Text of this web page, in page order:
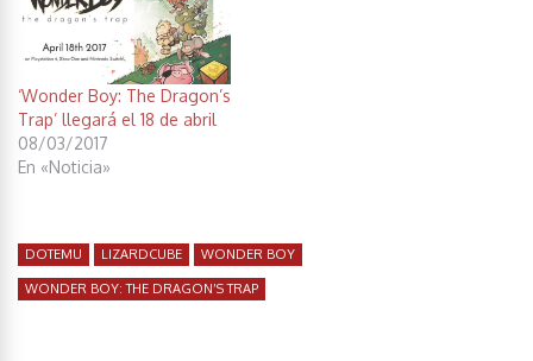
‘Wonder Boy: The Dragon’s
Trap’ llegará el 18 de abril
08/03/2017
En «Noticia»
DOTEMU LIZARDCUBE WONDER BOY
WONDER BOY: THE DRAGON’S TRAP